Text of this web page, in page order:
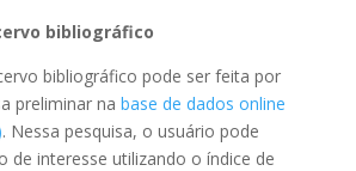
bibliográfico
bibliográfico pode ser feita por
preliminar na base de dados online
. Nessa pesquisa, o usuário pode
de interesse utilizando o índice de